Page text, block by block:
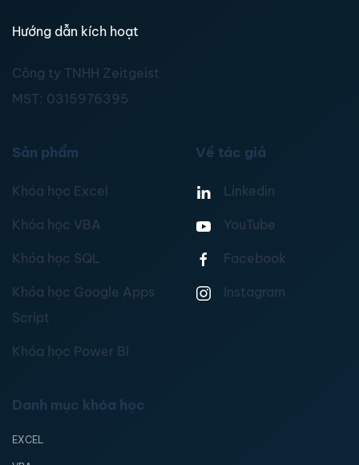
Hướng dẫn kích hoạt
Công ty TNHH Zeitgeist
MST: 0315976395
Sản phẩm
Khóa học Excel
Khóa học VBA
Khóa học SQL
Khóa học Google Apps
Script
Khóa học Power BI
Về tác giả
Linkedin
YouTube
Facebook
Instagram
Danh mục khóa học
EXCEL